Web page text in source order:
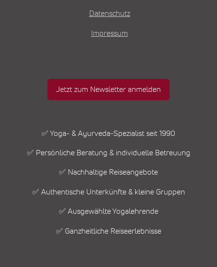
Datenschutz
Impressum
Jetzt zum Newsletter anmelden
✅ Yoga- & Ayurveda-Spezialist seit 1990
✅ Persönliche Beratung & individuelle Betreuung
✅ Nachhaltige Reiseangebote
✅ Authentische Unterkünfte & kleine Gruppen
✅ Ausgewählte Yogalehrende
✅ Ganzheitliche Reiseerlebnisse